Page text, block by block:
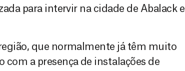
para intervir na cidade de Abalack e
que normalmente já têm muito
com a presença de instalações de